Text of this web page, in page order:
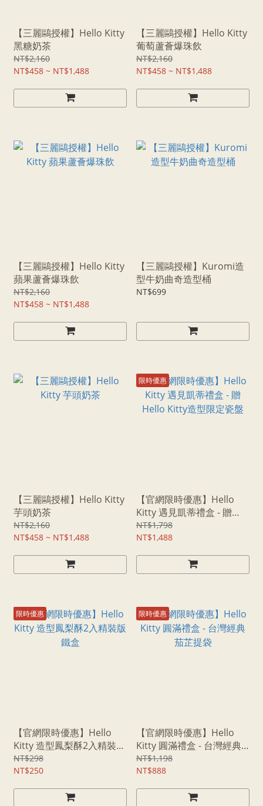
【三麗鷗授權】Hello Kitty
黑糖奶茶
NT$2,160
NT$458 ~ NT$1,488
【三麗鷗授權】Hello Kitty
葡萄蘆薈爆珠飲
NT$2,160
NT$458 ~ NT$1,488
【三麗鷗授權】Hello Kitty
蘋果蘆薈爆珠飲
NT$2,160
NT$458 ~ NT$1,488
【三麗鷗授權】Kuromi造
型牛奶曲奇造型桶
NT$699
【三麗鷗授權】Hello Kitty
芋頭奶茶
NT$2,160
NT$458 ~ NT$1,488
限時優惠
【官網限時優惠】Hello
Kitty 遇見凱蒂禮盒 - 贈
Hello Kitty造型限定瓷盤
NT$1,798
NT$1,488
限時優惠
【官網限時優惠】Hello
Kitty 造型鳳梨酥2入精裝版
鐵盒
NT$298
NT$250
限時優惠
【官網限時優惠】Hello
Kitty 圓滿禮盒 - 台灣經典
茄芷提袋
NT$1,198
NT$888